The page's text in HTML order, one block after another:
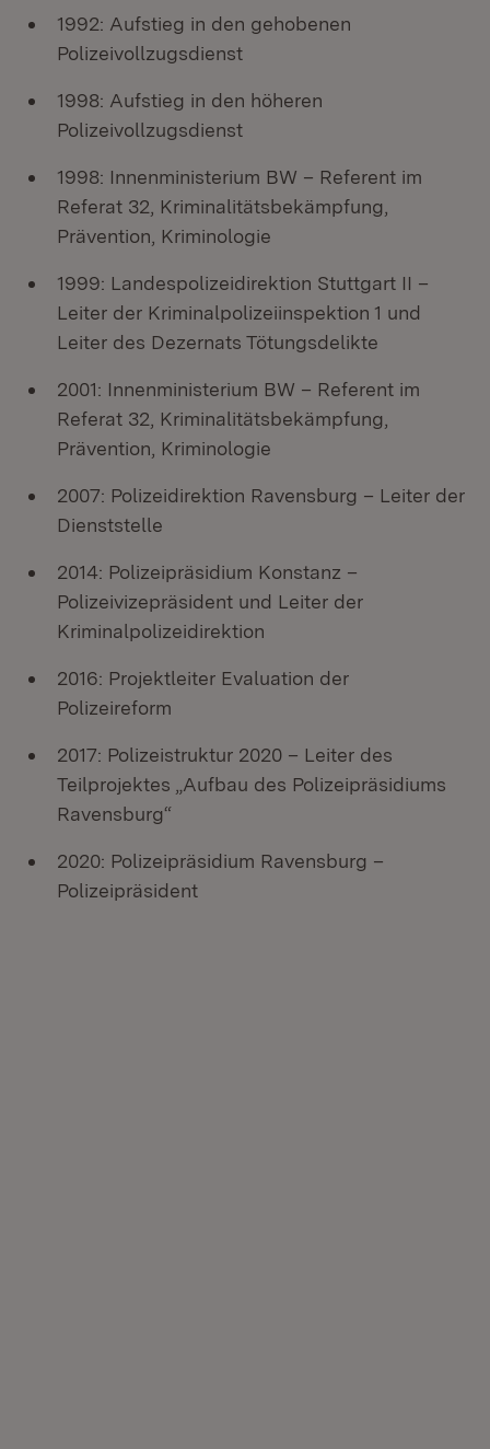
1992: Aufstieg in den gehobenen
Polizeivollzugsdienst
1998: Aufstieg in den höheren
Polizeivollzugsdienst
1998: Innenministerium BW – Referent im
Referat 32, Kriminalitätsbekämpfung,
Prävention, Kriminologie
1999: Landespolizeidirektion Stuttgart II –
Leiter der Kriminalpolizeiinspektion 1 und
Leiter des Dezernats Tötungsdelikte
2001: Innenministerium BW – Referent im
Referat 32, Kriminalitätsbekämpfung,
Prävention, Kriminologie
2007: Polizeidirektion Ravensburg – Leiter der
Dienststelle
2014: Polizeipräsidium Konstanz –
Polizeivizepräsident und Leiter der
Kriminalpolizeidirektion
2016: Projektleiter Evaluation der
Polizeireform
2017: Polizeistruktur 2020 – Leiter des
Teilprojektes „Aufbau des Polizeipräsidiums
Ravensburg“
2020: Polizeipräsidium Ravensburg –
Polizeipräsident